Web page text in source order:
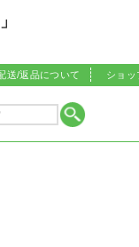
送/返品について ショッ